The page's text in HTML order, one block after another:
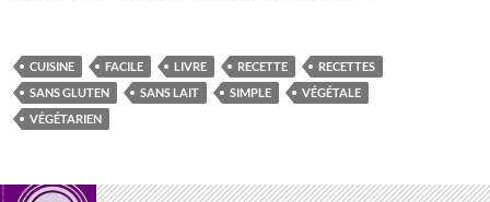
CUISINE FACILE LIVRE RECETTE
RECETTES
SANS GLUTEN
SANS LAIT SIMPLE
VÉGÉTALE
VÉGÉTARIEN